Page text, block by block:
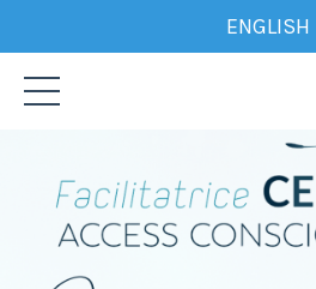
ENGLISH